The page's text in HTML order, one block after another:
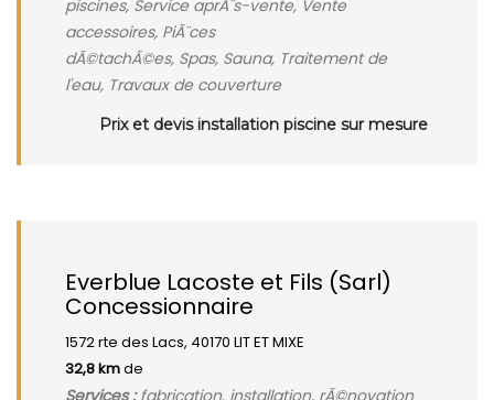
piscines, Service aprÃ¨s-vente, Vente
accessoires, PiÃ¨ces
dÃ©tachÃ©es, Spas, Sauna, Traitement de
l'eau, Travaux de couverture
Prix et devis installation piscine sur mesure
Everblue Lacoste et Fils (Sarl)
Concessionnaire
1572 rte des Lacs, 40170 LIT ET MIXE
32,8 kmde
Services :fabrication, installation, rÃ©novation